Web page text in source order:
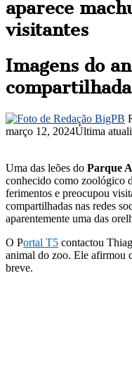
aparece
visitantes
Imagens do
março 12, 2024Última
Uma das leões do Parque
conhecido como zoológico
ferimentos e preocupou
compartilhadas nas redes
aparentemente uma das
O Portal T5 contactou
animal do zoo. Ele afirmou
breve.